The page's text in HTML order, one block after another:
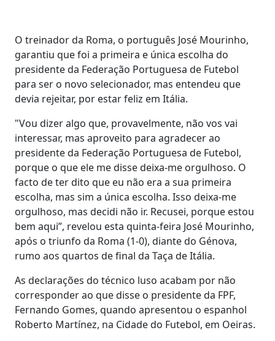
O treinador da Roma, o português José Mourinho,
garantiu que foi a primeira e única escolha do
presidente da Federação Portuguesa de Futebol
para ser o novo selecionador, mas entendeu que
devia rejeitar, por estar feliz em Itália.
"Vou dizer algo que, provavelmente, não vos vai
interessar, mas aproveito para agradecer ao
presidente da Federação Portuguesa de Futebol,
porque o que ele me disse deixa-me orgulhoso. O
facto de ter dito que eu não era a sua primeira
escolha, mas sim a única escolha. Isso deixa-me
orgulhoso, mas decidi não ir. Recusei, porque estou
bem aqui”, revelou esta quinta-feira José Mourinho,
após o triunfo da Roma (1-0), diante do Génova,
rumo aos quartos de final da Taça de Itália.
As declarações do técnico luso acabam por não
corresponder ao que disse o presidente da FPF,
Fernando Gomes, quando apresentou o espanhol
Roberto Martínez, na Cidade do Futebol, em Oeiras.